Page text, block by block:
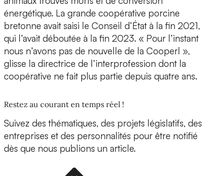
énergétique. La grande coopérative porcine
bretonne avait saisi le Conseil d’État à la fin 2021,
qui l’avait déboutée à la fin 2023. « Pour l’instant
nous n’avons pas de nouvelle de la Cooperl »,
glisse la directrice de l’interprofession dont la
coopérative ne fait plus partie depuis quatre ans.
Restez au courant en temps réel !
Suivez des thématiques, des projets législatifs, des
entreprises et des personnalités pour être notifié
dès que nous publions un article.